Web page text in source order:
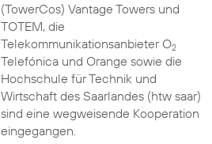
(TowerCos) Vantage Towers und
TOTEM, die
Telekommunikationsanbieter O2
Telefónica und Orange sowie die
Hochschule für Technik und
Wirtschaft des Saarlandes (htw saar)
sind eine wegweisende Kooperation
eingegangen.